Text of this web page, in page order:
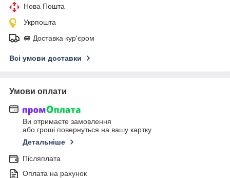
Нова Пошта
Укрпошта
🚐 Доставка кур'єром
Всі умови доставки
Умови оплати
Ви отримаєте замовлення
або гроші повернуться на вашу картку
Детальніше
Післяплата
Оплата на рахунок